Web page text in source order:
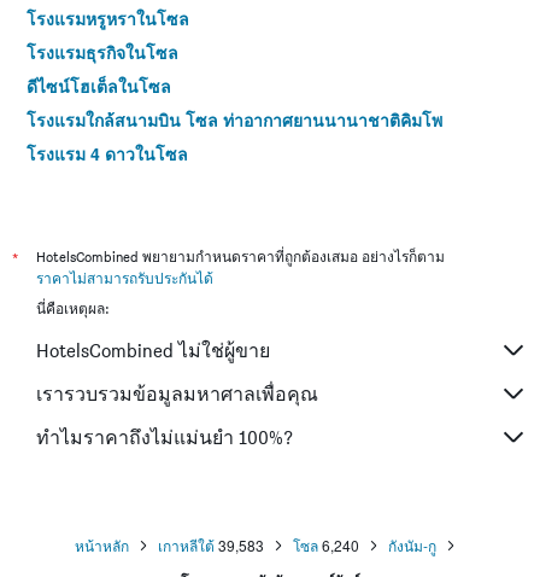
โรงแรมหรูหราในโซล
โรงแรมธุรกิจในโซล
ดีไซน์โฮเต็ลในโซล
โรงแรมใกล้สนามบิน โซล ท่าอากาศยานนานาชาติคิมโพ
โรงแรม 4 ดาวในโซล
*
HotelsCombined พยายามกำหนดราคาที่ถูกต้องเสมอ อย่างไรก็ตาม
ราคาไม่สามารถรับประกันได้
นี่คือเหตุผล:
HotelsCombined ไม่ใช่ผู้ขาย
เรารวบรวมข้อมูลมหาศาลเพื่อคุณ
ทำไมราคาถึงไม่แม่นยำ 100%?
หน้าหลัก เกาหลีใต้39,583 โซล6,240 กังนัม-กู